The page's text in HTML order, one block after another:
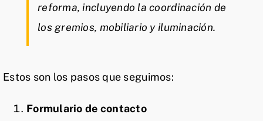
reforma, incluyendo la coordinación de
los gremios, mobiliario y iluminación.
Estos son los pasos que seguimos:
Formulario de contacto